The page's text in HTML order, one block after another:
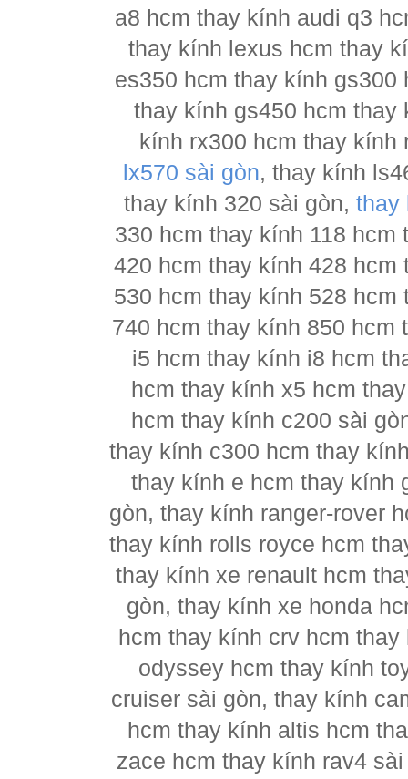
a8 hcm thay kính audi q3
thay kính lexus hcm thay
es350 hcm thay kính
thay kính gs450 hcm thay
kính rx300 hcm thay
lx570 sài gòn, thay kính
thay kính 320 sài gòn,thay
330 hcm thay kính 118
420 hcm thay kính 428
530 hcm thay kính 528
740 hcm thay kính 850
i5 hcm thay kính i8 hcm
hcm thay kính x5 hcm
hcm thay kính c200 sài
thay kính c300 hcm thay
thay kính e hcm thay kính
gòn, thay kính ranger-rover
thay kính rolls royce hcm
thay kính xe renault hcm
gòn, thay kính xe honda
hcm thay kính crv hcm
odyssey hcm thay kính
cruiser sài gòn, thay kính
hcm thay kính altis hcm
zace hcm thay kính rav4